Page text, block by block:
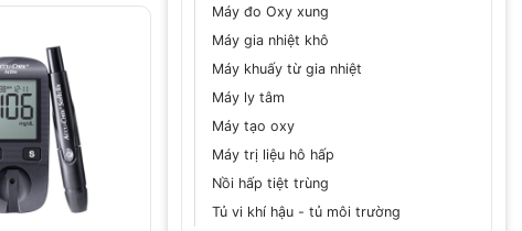
Máy đo Oxy xung
Máy gia nhiệt khô
Máy khuấy từ gia nhiệt
Máy ly tâm
Máy tạo oxy
Máy trị liệu hô hấp
Nồi hấp tiệt trùng
Tủ vi khí hậu - tủ môi trường